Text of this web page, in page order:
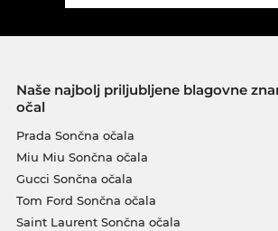
Naše najbolj priljubljene blagovne
očal
Prada Sončna očala
Miu Miu Sončna očala
Gucci Sončna očala
Tom Ford Sončna očala
Saint Laurent Sončna očala